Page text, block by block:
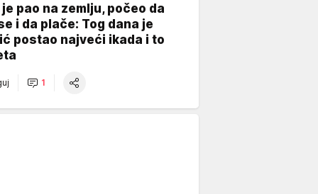
pao na zemlju, počeo da
i da plače: Tog dana je
postao najveći ikada i to
1